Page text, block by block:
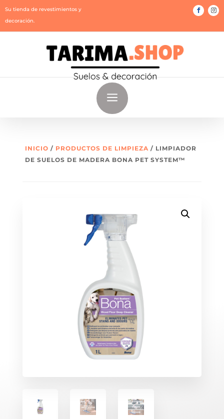
Su tienda de revestimientos y
decoración.
a
INICIO / PRODUCTOS DE LIMPIEZA / LIMPIADOR
DE SUELOS DE MADERA BONA PET SYSTEM™